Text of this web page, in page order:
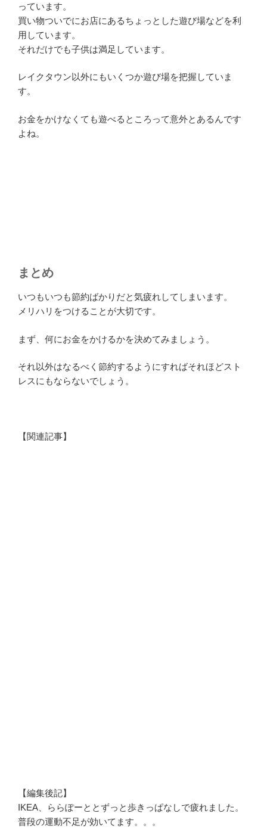
っています。
買い物ついでにお店にあるちょっとした遊び場などを利
用しています。
それだけでも子供は満足しています。
レイクタウン以外にもいくつか遊び場を把握していま
す。
お金をかけなくても遊べるところって意外とあるんです
よね。
まとめ
いつもいつも節約ばかりだと気疲れしてしまいます。
メリハリをつけることが大切です。
まず、何にお金をかけるかを決めてみましょう。
それ以外はなるべく節約するようにすればそれほどスト
レスにもならないでしょう。
【関連記事】
【編集後記】
IKEA、ららぽーととずっと歩きっぱなしで疲れました。
普段の運動不足が効いてます。。。